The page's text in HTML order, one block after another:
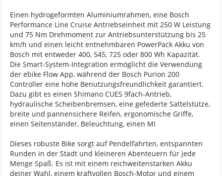
Einen hydrogeformten Aluminiumrahmen, eine Bosch
Performance Line Cruise Antriebseinheit mit 250 W Leistung
und 75 Nm Drehmoment zur Antriebsunterstützung bis 25
km/h und einen leicht entnehmbaren PowerPack Akku von
Bosch mit entweder 400, 545, 725 oder 800 Wh Kapazität.
Die Smart-System-Integration ermöglicht die Verwendung
der ebike Flow App, während der Bosch Purion 200
Controller eine hohe Benutzungsfreundlichkeit garantiert.
Dazu gibt es einen Shimano CUES 9fach-Antrieb,
hydraulische Scheibenbremsen, eine gefederte Sattelstütze,
breite und pannensichere Reifen, ergonomische Griffe,
einen Seitenständer, Beleuchtung, einen MI
Dieses robuste Bike sorgt auf Pendelfahrten, entspannten
Runden in der Stadt und kleineren Abenteuern für jede
Menge Spaß. Es ist mit einem reichweitenstarken Akku
deiner Wahl, einem kraftvollen Bosch-Motor und einem